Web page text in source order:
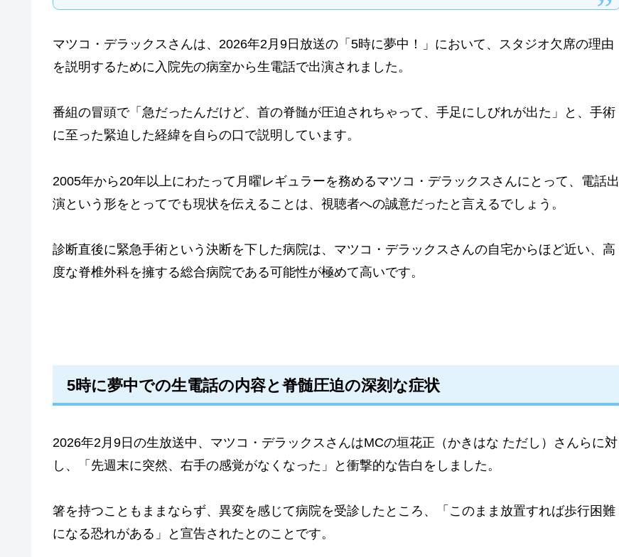
マツコ・デラックスさんは、2026年2月9日放送の「5時に夢中！」において、スタジオ欠席の理由
を説明するために入院先の病室から生電話で出演されました。
番組の冒頭で「急だったんだけど、首の脊髄が圧迫されちゃって、手足にしびれが出た」と、手術
に至った緊迫した経緯を自らの口で説明しています。
2005年から20年以上にわたって月曜レギュラーを務めるマツコ・デラックスさんにとって、電話出
演という形をとってでも現状を伝えることは、視聴者への誠意だったと言えるでしょう。
診断直後に緊急手術という決断を下した病院は、マツコ・デラックスさんの自宅からほど近い、高
度な脊椎外科を擁する総合病院である可能性が極めて高いです。
5時に夢中での生電話の内容と脊髄圧迫の深刻な症状
2026年2月9日の生放送中、マツコ・デラックスさんはMCの垣花正（かきはな ただし）さんらに対
し、「先週末に突然、右手の感覚がなくなった」と衝撃的な告白をしました。
箸を持つこともままならず、異変を感じて病院を受診したところ、「このまま放置すれば歩行困難
になる恐れがある」と宣告されたとのことです。